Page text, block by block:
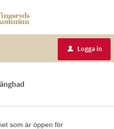
u Logga in
som är öppen för